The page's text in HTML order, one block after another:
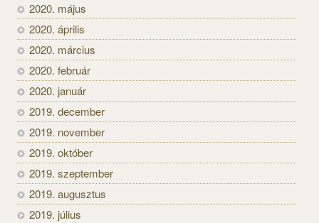
2020. május
2020. április
2020. március
2020. február
2020. január
2019. december
2019. november
2019. október
2019. szeptember
2019. augusztus
2019. július